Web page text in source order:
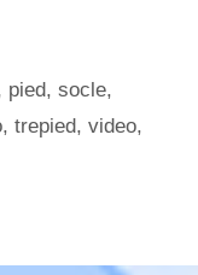
pied,socle,
, trepied, video,